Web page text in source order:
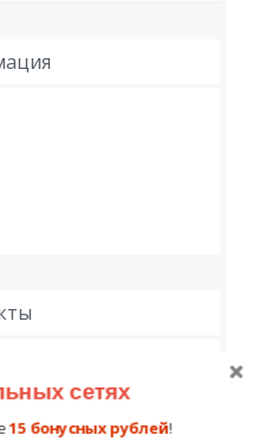
сетях
15 бонусных рублей!